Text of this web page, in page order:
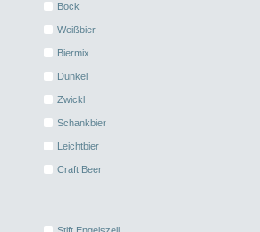
Bock
Weißbier
Biermix
Dunkel
Zwickl
Schankbier
Leichtbier
Craft Beer